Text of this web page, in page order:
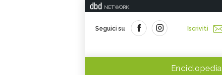
NETWORK
Seguici su Iscriviti